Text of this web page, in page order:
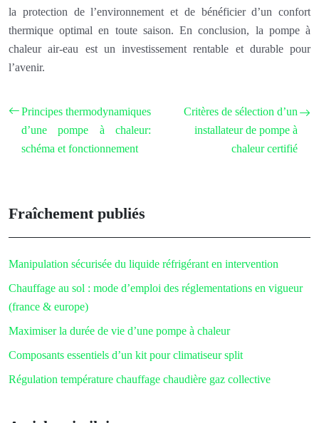
la protection de l’environnement et de bénéficier d’un confort
thermique optimal en toute saison. En conclusion, la pompe à
chaleur air-eau est un investissement rentable et durable pour
l’avenir.
Principes thermodynamiques
d’une pompe à chaleur:
schéma et fonctionnement
Critères de sélection d’un
installateur de pompe à
chaleur certifié
Fraîchement publiés
Manipulation sécurisée du liquide réfrigérant en intervention
Chauffage au sol : mode d’emploi des réglementations en vigueur
(france & europe)
Maximiser la durée de vie d’une pompe à chaleur
Composants essentiels d’un kit pour climatiseur split
Régulation température chauffage chaudière gaz collective